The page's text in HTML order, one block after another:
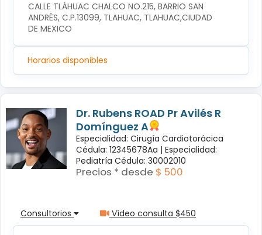
CALLE TLÁHUAC CHALCO NO.215, BARRIO SAN
ANDRÉS, C.P.13099, TLAHUAC, TLAHUAC,CIUDAD
DE MEXICO
Horarios disponibles
Dr. Rubens ROAD Pr Avilés R
Domínguez A
Especialidad: Cirugía Cardiotorácica
Cédula: 12345678Aa | Especialidad:
Pediatría Cédula: 30002010
Precios * desde $ 500
Consultorios Vídeo consulta $450